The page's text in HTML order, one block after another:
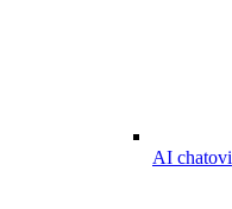
AI chatovi